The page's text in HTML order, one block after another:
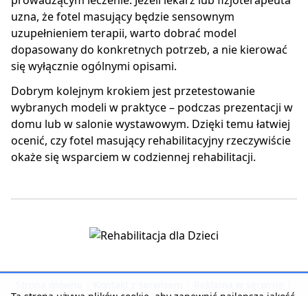
uzna, że fotel masujący będzie sensownym
uzupełnieniem terapii, warto dobrać model
dopasowany do konkretnych potrzeb, a nie kierować
się wyłącznie ogólnymi opisami.
Dobrym kolejnym krokiem jest przetestowanie
wybranych modeli w praktyce – podczas prezentacji w
domu lub w salonie wystawowym. Dzięki temu łatwiej
ocenić, czy fotel masujący rehabilitacyjny rzeczywiście
okaże się wsparciem w codziennej rehabilitacji.